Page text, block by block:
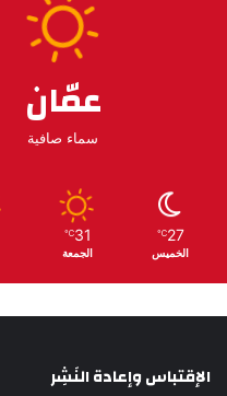
عمّان
سماء صافية
27
℃
الخميس
31
℃
الجمعة
الإقتباس وإعادة النَشِر